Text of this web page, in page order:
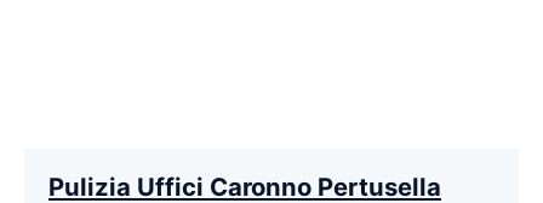
Pulizia Uffici Caronno Pertusella